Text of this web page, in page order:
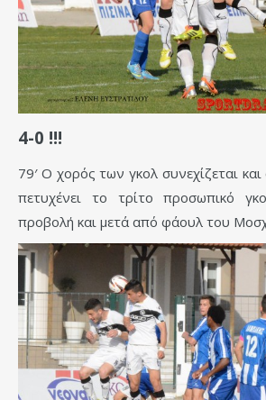
4-0 !!!
79′ Ο χορός των γκολ συνεχίζεται
πετυχένει το τρίτο προσωπικό
προβολή και μετά από φάουλ του